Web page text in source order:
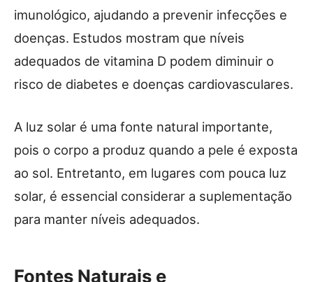
imunológico, ajudando a prevenir infecções e
doenças. Estudos mostram que níveis
adequados de vitamina D podem diminuir o
risco de diabetes e doenças cardiovasculares.
A luz solar é uma fonte natural importante,
pois o corpo a produz quando a pele é exposta
ao sol. Entretanto, em lugares com pouca luz
solar, é essencial considerar a suplementação
para manter níveis adequados.
Fontes Naturais e